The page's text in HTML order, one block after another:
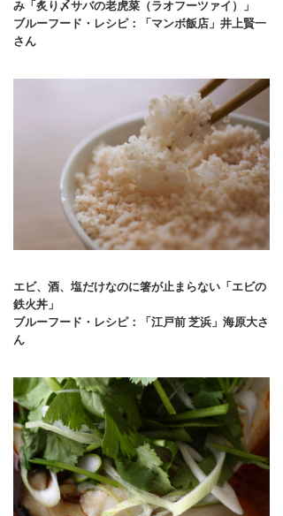
み「炙り〆サバの老虎菜（ラオフーツァイ）」
ブルーフード・レシピ：「マンボ飯店」井上賢一
さん
エビ、酒、塩だけなのに箸が止まらない「エビの
鉄火丼」
ブルーフード・レシピ：「江戸前 芝浜」海原大さ
ん